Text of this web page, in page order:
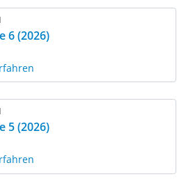
6 (2026)
5 (2026)